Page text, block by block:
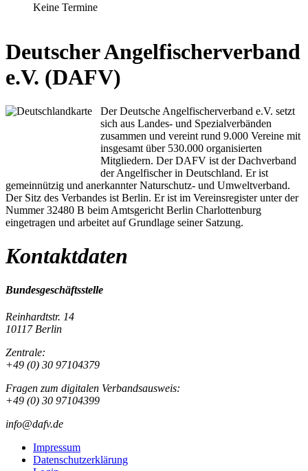
Keine Termine
Deutscher Angelfischerverband
e.V. (DAFV)
Der Deutsche Angelfischerverband e.V. setzt
sich aus Landes- und Spezialverbänden
zusammen und vereint rund 9.000 Vereine mit
insgesamt über 530.000 organisierten
Mitgliedern. Der DAFV ist der Dachverband
der Angelfischer in Deutschland. Er ist
gemeinnützig und anerkannter Naturschutz- und Umweltverband.
Der Sitz des Verbandes ist Berlin. Er ist im Vereinsregister unter der
Nummer 32480 B beim Amtsgericht Berlin Charlottenburg
eingetragen und arbeitet auf Grundlage seiner Satzung.
Kontaktdaten
Bundesgeschäftsstelle
Reinhardtstr. 14
10117 Berlin
Zentrale:
+49 (0) 30 97104379
Fragen zum digitalen Verbandsausweis:
+49 (0) 30 97104399
info@dafv.de
Impressum
Datenschutzerklärung